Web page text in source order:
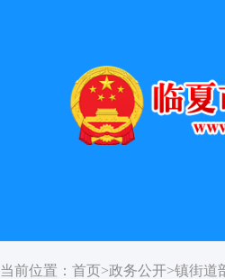
当前位置： 首页>政务公开>镇街道